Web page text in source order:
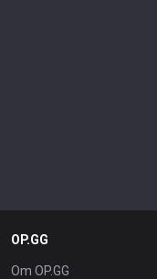
OP.GG
Om OP.GG